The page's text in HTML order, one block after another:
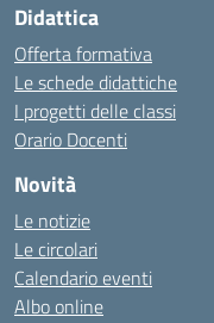
Didattica
Offerta formativa
Le schede didattiche
I progetti delle classi
Orario Docenti
Novità
Le notizie
Le circolari
Calendario eventi
Albo online